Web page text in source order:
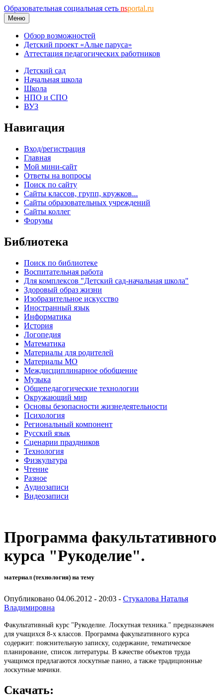
Образовательная социальная сеть nsportal.ru
Меню
Обзор возможностей
Детский проект «Алые паруса»
Аттестация педагогических работников
Детский сад
Начальная школа
Школа
НПО и СПО
ВУЗ
Навигация
Вход/регистрация
Главная
Мой мини-сайт
Ответы на вопросы
Поиск по сайту
Сайты классов, групп, кружков...
Сайты образовательных учреждений
Сайты коллег
Форумы
Библиотека
Поиск по библиотеке
Воспитательная работа
Для комплексов "Детский сад-начальная школа"
Здоровый образ жизни
Изобразительное искусство
Иностранный язык
Информатика
История
Логопедия
Математика
Материалы для родителей
Материалы МО
Междисциплинарное обобщение
Музыка
Общепедагогические технологии
Окружающий мир
Основы безопасности жизнедеятельности
Психология
Региональный компонент
Русский язык
Сценарии праздников
Технология
Физкультура
Чтение
Разное
Аудиозаписи
Видеозаписи
Программа факультативного
курса "Рукоделие".
материал (технология) на тему
Опубликовано 04.06.2012 - 20:03 - Стукалова Наталья
Владимировна
Факультативный курс "Рукоделие. Лоскутная техника." предназначен
для учащихся 8-х классов. Программа факультативного курса
содержит: пояснительную записку, содержание, тематическое
планирование, список литературы. В качестве объектов труда
учащимся предлагаются лоскутные панно, а также традиционные
лоскутные мячики.
Скачать: